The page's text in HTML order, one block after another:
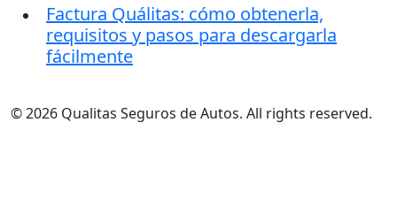
Factura Quálitas: cómo obtenerla,
requisitos y pasos para descargarla
fácilmente
© 2026 Qualitas Seguros de Autos. All rights reserved.